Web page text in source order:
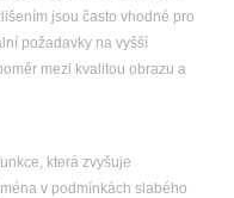
jsou často vhodné pro
požadavky na vyšší
mezi kvalitou obrazu a
která zvyšuje
v podmínkách slabého